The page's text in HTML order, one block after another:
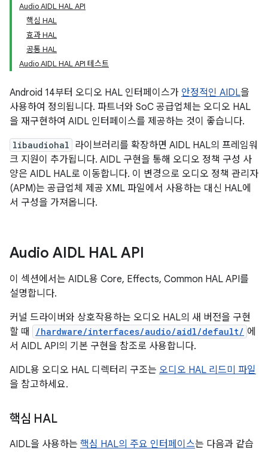
Audio AIDL HAL API
핵심 HAL
효과 HAL
공통 HAL
Audio AIDL HAL API 테스트
Android 14부터 오디오 HAL 인터페이스가 안정적인 AIDL을
사용하여 정의됩니다. 파트너와 SoC 공급업체는 오디오 HAL
을 재구현하여 AIDL 인터페이스를 제공하는 것이 좋습니다.
libaudiohal 라이브러리를 확장하면 AIDL HAL의 프레임워
크 지원이 추가됩니다. AIDL 구현을 통해 오디오 정책 구성 사
양은 AIDL HAL로 이동합니다. 이 변경으로 오디오 정책 관리자
(APM)는 공급업체 제공 XML 파일에서 사용하는 대신 HAL에
서 구성을 가져옵니다.
Audio AIDL HAL API
이 섹션에서는 AIDL용 Core, Effects, Common HAL API를
설명합니다.
커널 드라이버와 상호작용하는 오디오 HAL의 새 버전을 구현
할 때
/hardware/interfaces/audio/aidl/default/ 에
서 AIDL API의 기본 구현을 참조로 사용합니다.
AIDL용 오디오 HAL 디렉터리 구조는 오디오 HAL 리드미 파일
을 참고하세요.
핵심 HAL
AIDL을 사용하는 핵심 HAL의 주요 인터페이스는 다음과 같습